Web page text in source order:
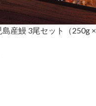
産鰻 3尾セット（250g ×